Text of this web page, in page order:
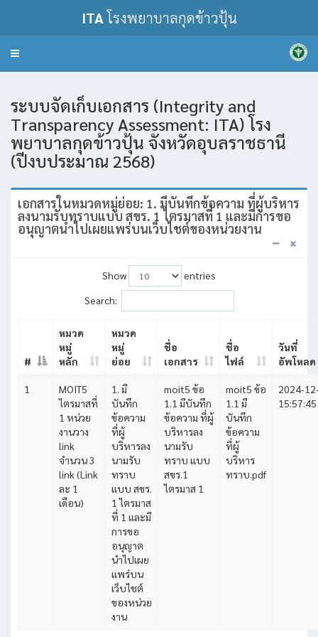
ITAโรงพยาบาลกุดข้าวปุ้น
Toggle
ระบบจัดเก็บเอกสาร (Integrity and
Transparency Assessment: ITA) โรง
พยาบาลกุดข้าวปุ้น จังหวัดอุบลราชธานี
(ปีงบประมาณ 2568)
เอกสารในหมวดหมู่ย่อย: 1. มีบันทึกข้อความ ที่ผู้บริหาร
ลงนามรับทราบแบบ สขร. 1 ไตรมาสที่ 1 และมีการขอ
อนุญาตนำไปเผยแพร่บนเว็บไชต์ของหน่วยงาน
Show
entries
Search:
#
หมวด
หมู่
หลัก
หมวด
หมู่
ย่อย
ชื่อ
เอกสาร
ชื่อ
ไฟล์
วันที่
อัพโหลด
1
MOIT5
ไตรมาสที่
1 หน่วย
งานวาง
link
จำนวน 3
link (Link
ละ 1
เดือน)
1. มี
บันทึก
ข้อความ
ที่ผู้
บริหารลง
นามรับ
ทราบ
แบบ สขร.
1 ไตรมาส
ที่ 1 และมี
การขอ
อนุญาต
นำไปเผย
แพร่บน
เว็บไชต์
ของหน่วย
งาน
moit5 ข้อ
1.1 มีบันทึก
ข้อความ ที่ผู้
บริหารลง
นามรับ
ทราบ แบบ
สขร.1
ไตรมาส 1
moit5 ข้อ
1.1 มี
บันทึก
ข้อความ
ที่ผู้
บริหาร
ทราบ.pdf
2024-
15:57:45